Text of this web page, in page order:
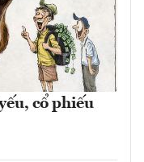
cổ phiếu